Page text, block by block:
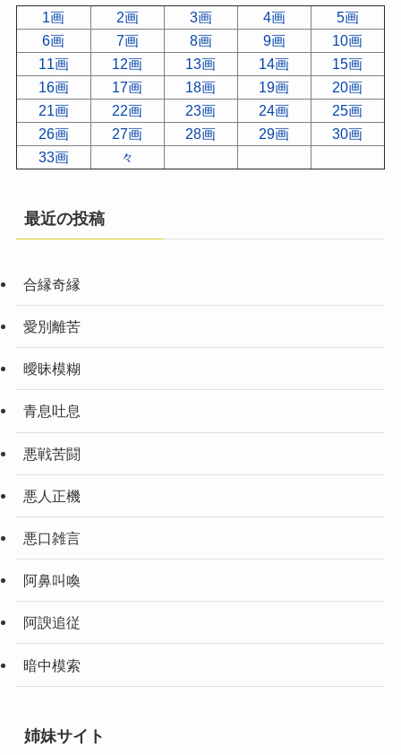
1画 2画 3画 4画
5画
6画
7画 8画 9画
10画
11画
12画 13画 14画
15画
16画
17画 18画 19画
20画
21画
22画 23画 24画
25画
26画
27画 28画 29画
30画
33画
々
最近の投稿
合縁奇縁
愛別離苦
曖昧模糊
青息吐息
悪戦苦闘
悪人正機
悪口雑言
阿鼻叫喚
阿諛追従
暗中模索
姉妹サイト